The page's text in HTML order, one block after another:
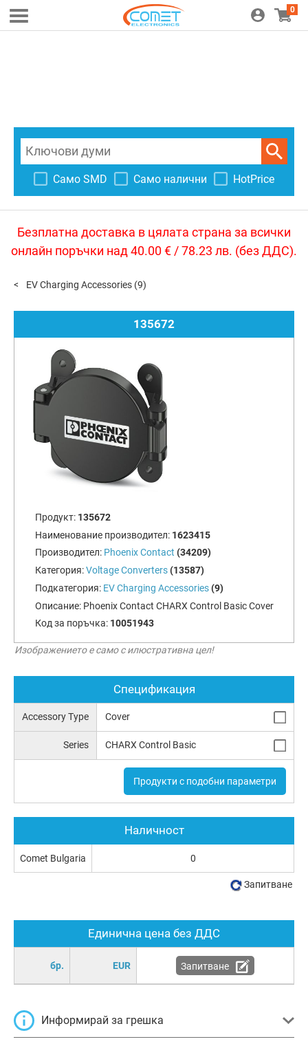
0
Само SMD Само налични HotPrice
Безплатна доставка в цялата страна за всички
онлайн поръчки над 40.00 € / 78.23 лв. (без ДДС).
EV Charging Accessories (9)
135672
Продукт: 135672
Наименование производител: 1623415
Производител: Phoenix Contact (34209)
Категория:Voltage Converters (13587)
Подкатегория: EV Charging Accessories (9)
Описание: Phoenix Contact CHARX Control Basic Cover
Код за поръчка: 10051943
Изображението е само с илюстративна цел!
Спецификация
Accessory Type Cover
Series CHARX Control Basic
Продукти с подобни параметри
Единична цена без ДДС
бр. EUR Запитване
Информирай за грешка
Наличност
Comet Bulgaria 0
Запитване